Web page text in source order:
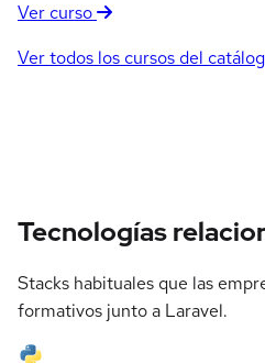
Ver curso
Ver todos los cursos del
Tecnologías
Stacks habituales que las
formativos junto a Laravel.